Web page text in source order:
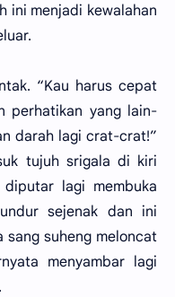
ini menjadi kewalahan
“Kau harus cepat
perhatikan yang lain-
darah lagi crat-crat!”
tujuh srigala di kiri
lagi membuka
sejenak dan ini
sang suheng meloncat
menyambar lagi